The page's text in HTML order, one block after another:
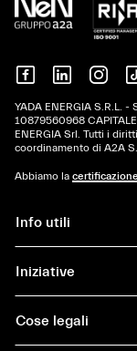
YADA ENERGIA S.R.L.
10879560968
ENERGIA Srl. Tutti i
coordinamento di A2A
Abbiamo la
Info utili
Iniziative
Cose legali